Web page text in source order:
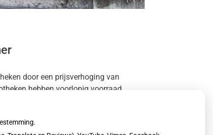
door een prijsverhoging van
hebben voorlopig voorraad.